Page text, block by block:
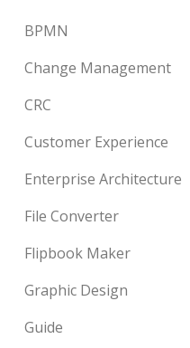
BPMN
Change Management
CRC
Customer Experience
Enterprise Architecture
File Converter
Flipbook Maker
Graphic Design
Guide